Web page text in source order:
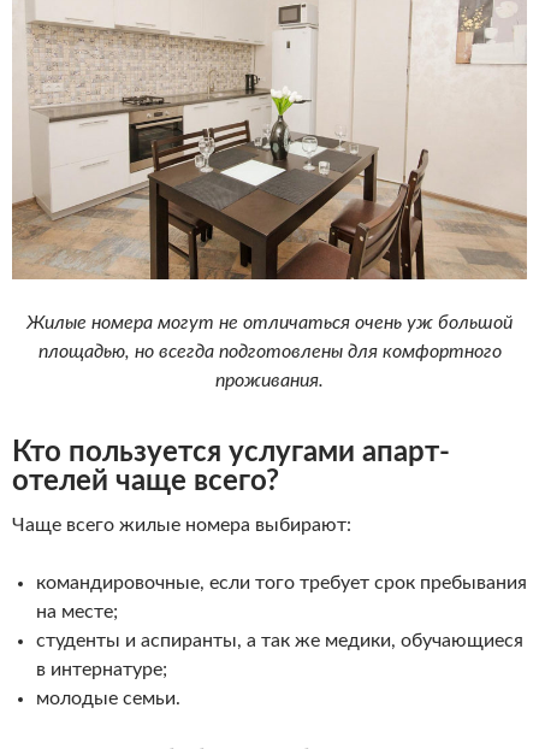
Жилые номера могут не отличаться очень уж большой
площадью, но всегда подготовлены для комфортного
проживания.
Кто пользуется услугами апарт-
отелей чаще всего?
Чаще всего жилые номера выбирают:
командировочные, если того требует срок пребывания
на месте;
студенты и аспиранты, а так же медики, обучающиеся
в интернатуре;
молодые семьи.